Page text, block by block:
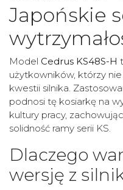
Japońskie
Model Cedrus KS48S-H
użytkowników, którzy
kwestii silnika.
podnosi tę kosiarkę na
kultury pracy,
solidność ramy serii KS.
Dlaczego
wersję z